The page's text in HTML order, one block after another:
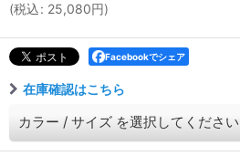
(税込: 25,080円)
Facebookでシェア
在庫確認はこちら
カラー / サイズ を選択してください